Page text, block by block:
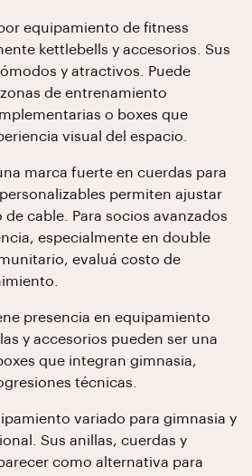
equipamiento de fitness
kettlebells y accesorios. Sus
y atractivos. Puede
de entrenamiento
o boxes que
visual del espacio.
marca fuerte en cuerdas para
permiten ajustar
cable. Para socios avanzados
especialmente en double
evaluá costo de
presencia en equipamiento
y accesorios pueden ser una
que integran gimnasia,
técnicas.
variado para gimnasia y
Sus anillas, cuerdas y
como alternativa para